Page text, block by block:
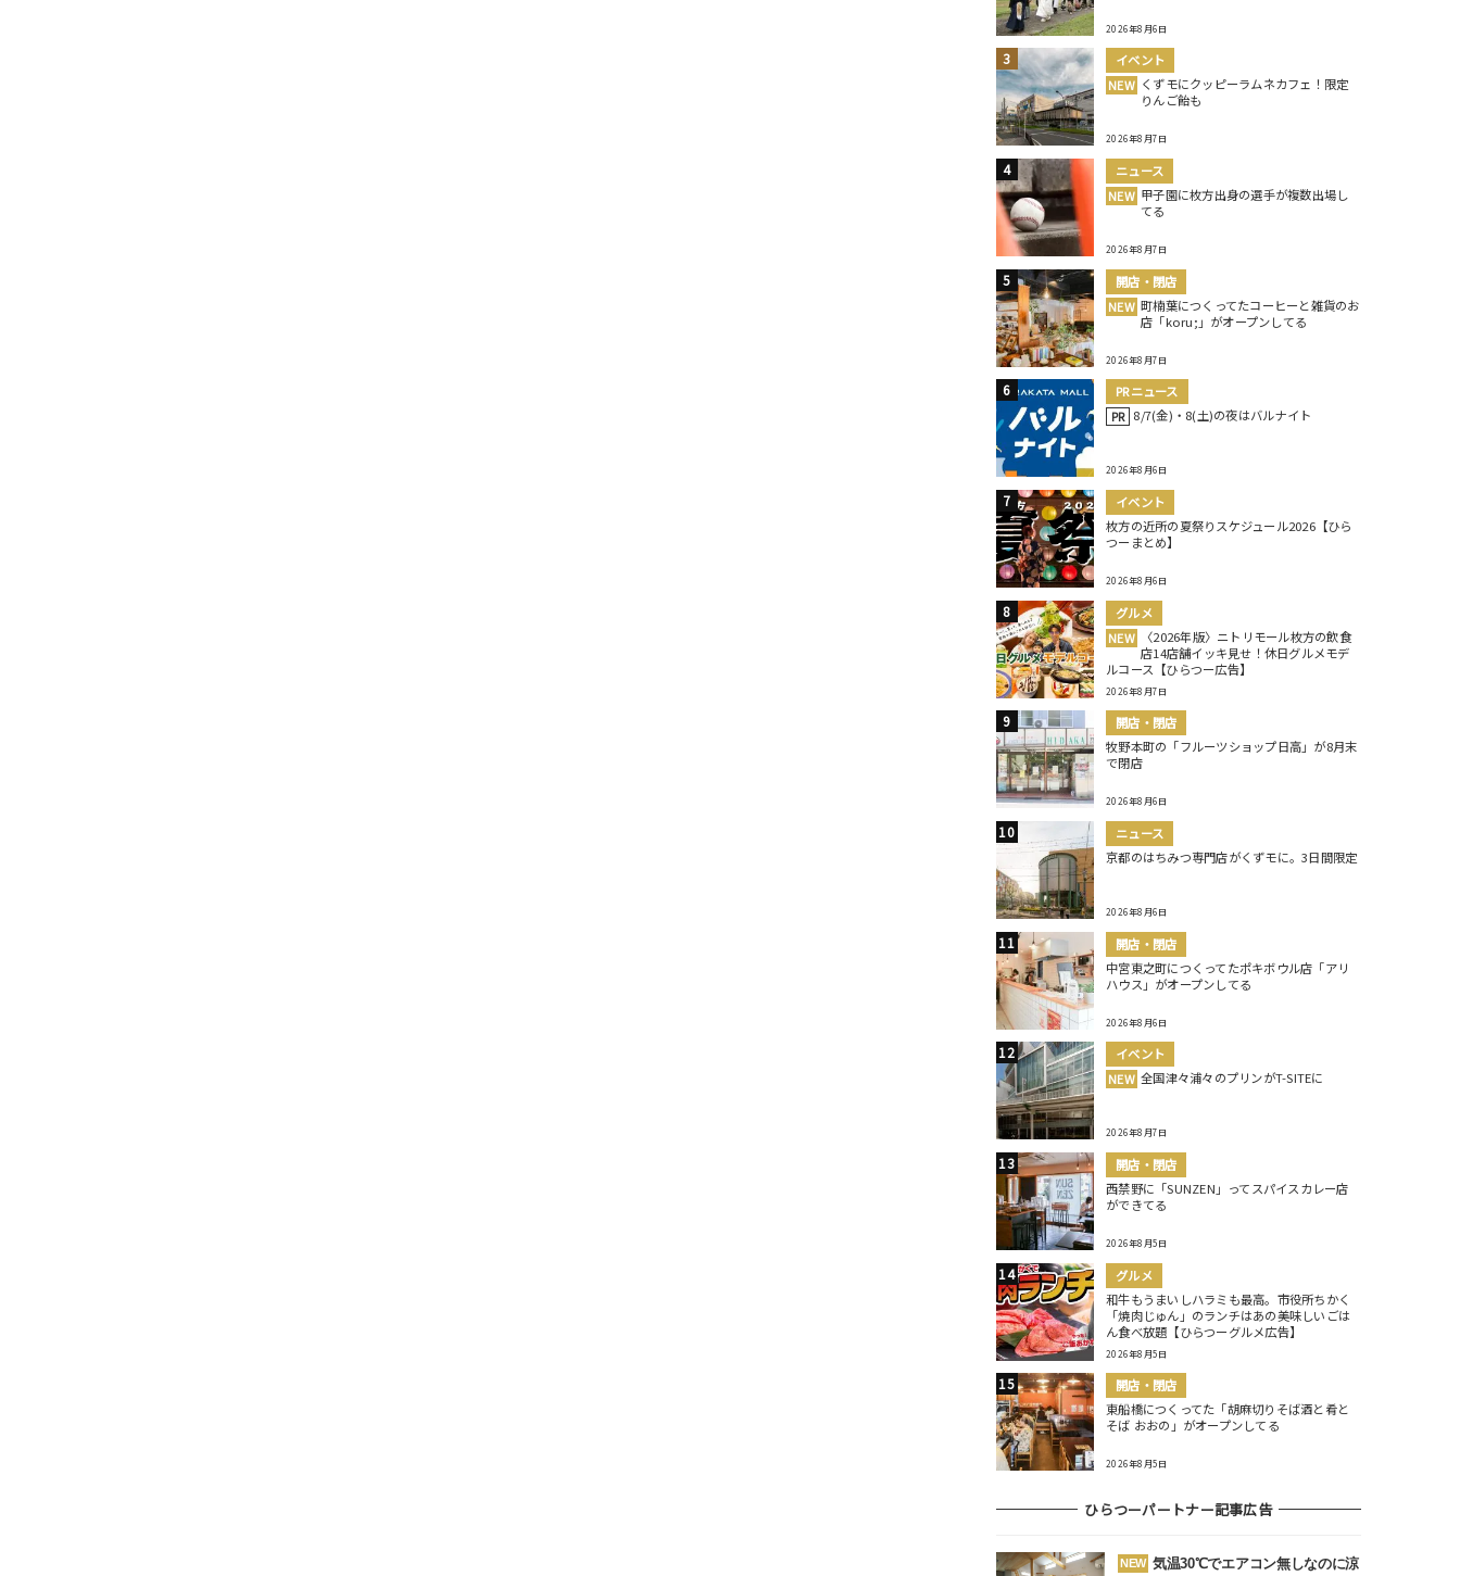
2026年8月6日
イベント
NEW くずモにクッピーラムネカフェ！限定
りんご飴も
2026年8月7日
ニュース
NEW 甲子園に枚方出身の選手が複数出場し
てる
2026年8月7日
開店・閉店
NEW 町楠葉につくってたコーヒーと雑貨のお
店「koru;」がオープンしてる
2026年8月7日
PRニュース
PR 8/7(金)・8(土)の夜はバルナイト
2026年8月6日
イベント
枚方の近所の夏祭りスケジュール2026【ひら
つーまとめ】
2026年8月6日
グルメ
NEW
〈2026年版〉ニトリモール枚方の飲食
店14店舗イッキ見せ！休日グルメモデ
ルコース【ひらつー広告】
2026年8月7日
開店・閉店
牧野本町の「フルーツショップ日高」が8月末
で閉店
2026年8月6日
ニュース
京都のはちみつ専門店がくずモに。3日間限定
2026年8月6日
開店・閉店
中宮東之町につくってたポキボウル店「アリ
ハウス」がオープンしてる
2026年8月6日
イベント
NEW 全国津々浦々のプリンがT-SITEに
2026年8月7日
開店・閉店
西禁野に「SUNZEN」ってスパイスカレー店
ができてる
2026年8月5日
グルメ
和牛もうまいしハラミも最高。市役所ちかく
「焼肉じゅん」のランチはあの美味しいごは
ん食べ放題【ひらつーグルメ広告】
2026年8月5日
開店・閉店
東船橋につくってた「胡麻切りそば酒と肴と
そば おおの」がオープンしてる
2026年8月5日
ひらつーパートナー記事広告
NEW 気温30℃でエアコン無しなのに涼